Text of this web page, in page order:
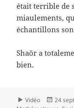
était terrible de
miaulements,
échantillons
Shaör a
bien.
Format
Vidéo
Publié
24